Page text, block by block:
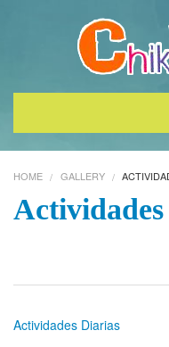
Inicio
¿Quiénes Somos?
Galeria
Contáctenos
HOME GALLERY
Actividades Diarias